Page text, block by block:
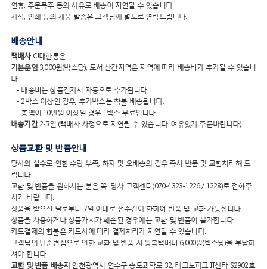
연휴, 주문폭주 등의 사유로 배송이 지연될 수 있습니다.
제작, 인쇄 등의 제품 발송은 고객님께 별도로 연락드립니다.
배송안내
택배사CJ대한통운
기본운임3,000원(박스당), 도서 산간지역은 지역에 따라 배송비가 추가될 수 있습니
다.
- 배송비는 상품결제시 자동으로 추가됩니다.
- 2박스 이상인 경우, 추가박스는 착불 배송됩니다.
- 총액이 10만원 이상일 경우 1박스 무료입니다.
배송기간2-5일 (택배사 사정으로 지연될 수 있습니다. 여유있게 주문바랍니다)
상품교환 및 반품안내
당사의 실수로 인한 수량 부족, 하자 및 오배송의 경우 즉시 반품 및 교환처리해 드
립니다.
교환 및 반품을 원하시는 분은 꼭! 당사 고객센터(070-4323-1226 / 1228)로 전화주
시기 바랍니다.
상품을 받으신 날로부터 7일 이내로 접수건에 한하여 반품 및 교환 가능합니다.
상품을 사용하거나 상품가치가 훼손된 경우에는 교환 및 반품이 불가합니다.
카드결제의 환불은 카드사에 따라 결제처리가 지연될 수 있습니다.
고객님의 단순변심으로 인한 교환 및 반품 시 왕복택배비 6,000원(박스당)을 부담하
셔야 합니다.
교환 및 반품 배송지 인천광역시 연수구 송도과학로 32, 테크노파크 IT센타 S2902호